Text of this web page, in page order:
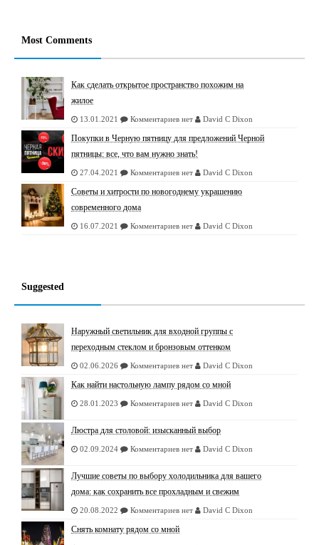
Most Comments
Как сделать открытое пространство похожим на
жилое
13.01.2021 Комментариев нет David C Dixon
Покупки в Черную пятницу для предложений Черной
пятницы: все, что вам нужно знать!
27.04.2021 Комментариев нет David C Dixon
Советы и хитрости по новогоднему украшению
современного дома
16.07.2021 Комментариев нет David C Dixon
Suggested
Наружный светильник для входной группы с
переходным стеклом и бронзовым оттенком
02.06.2026 Комментариев нет David C Dixon
Как найти настольную лампу рядом со мной
28.01.2023 Комментариев нет David C Dixon
Люстра для столовой: изысканный выбор
02.09.2024 Комментариев нет David C Dixon
Лучшие советы по выбору холодильника для вашего
дома: как сохранить все прохладным и свежим
20.08.2022 Комментариев нет David C Dixon
Снять комнату рядом со мной